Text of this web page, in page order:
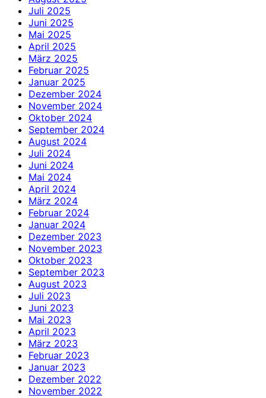
Juli 2025
Juni 2025
Mai 2025
April 2025
März 2025
Februar 2025
Januar 2025
Dezember 2024
November 2024
Oktober 2024
September 2024
August 2024
Juli 2024
Juni 2024
Mai 2024
April 2024
März 2024
Februar 2024
Januar 2024
Dezember 2023
November 2023
Oktober 2023
September 2023
August 2023
Juli 2023
Juni 2023
Mai 2023
April 2023
März 2023
Februar 2023
Januar 2023
Dezember 2022
November 2022